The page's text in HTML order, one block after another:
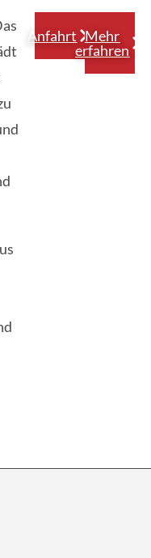
Anfahrt Mehr
erfahren